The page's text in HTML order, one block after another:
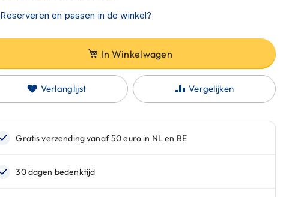
Reserveren en passen in de winkel?
In Winkelwagen
Verlanglijst Vergelijken